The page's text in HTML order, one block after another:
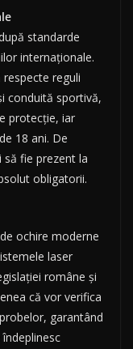
standarde
internaționale.
reguli
conduită sportivă,
protecție, iar
18 ani. De
fie prezent la
obligatorii.
ochire moderne
laser
române și
că vor verifica
garantând